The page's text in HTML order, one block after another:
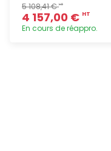
5 108,41 €HT
4 157,00 € HT
En cours de réappro.